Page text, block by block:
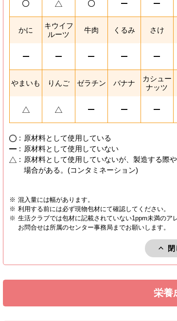
かに
キウイフ
ルーツ
牛肉 くるみ さけ
やまいも りんご ゼラチン バナナ
カシュー
ナッツ
: 原材料として使用している
: 原材料として使用していない
: 原材料として使用していないが、製造する際
場合がある。(コンタミネーション)
※ 混入量には幅があります。
※ 利用する前には必ず現物包材にて確認してください。
※ 生活クラブでは包材に記載されていない1ppm未満のア
お問合せは所属のセンター事務局までお願いします。
閉
栄養